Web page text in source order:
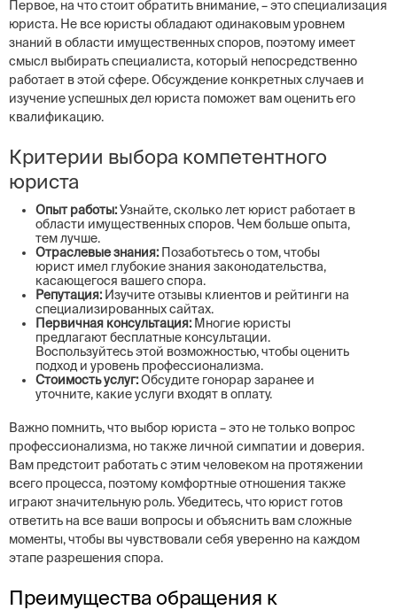
Первое, на что стоит обратить внимание, – это специализация
юриста. Не все юристы обладают одинаковым уровнем
знаний в области имущественных споров, поэтому имеет
смысл выбирать специалиста, который непосредственно
работает в этой сфере. Обсуждение конкретных случаев и
изучение успешных дел юриста поможет вам оценить его
квалификацию.
Критерии выбора компетентного
юриста
Опыт работы:Узнайте, сколько лет юрист работает в
области имущественных споров. Чем больше опыта,
тем лучше.
Отраслевые знания: Позаботьтесь о том, чтобы
юрист имел глубокие знания законодательства,
касающегося вашего спора.
Репутация: Изучите отзывы клиентов и рейтинги на
специализированных сайтах.
Первичная консультация: Многие юристы
предлагают бесплатные консультации.
Воспользуйтесь этой возможностью, чтобы оценить
подход и уровень профессионализма.
Стоимость услуг:Обсудите гонорар заранее и
уточните, какие услуги входят в оплату.
Важно помнить, что выбор юриста – это не только вопрос
профессионализма, но также личной симпатии и доверия.
Вам предстоит работать с этим человеком на протяжении
всего процесса, поэтому комфортные отношения также
играют значительную роль. Убедитесь, что юрист готов
ответить на все ваши вопросы и объяснить вам сложные
моменты, чтобы вы чувствовали себя уверенно на каждом
этапе разрешения спора.
Преимущества обращения к